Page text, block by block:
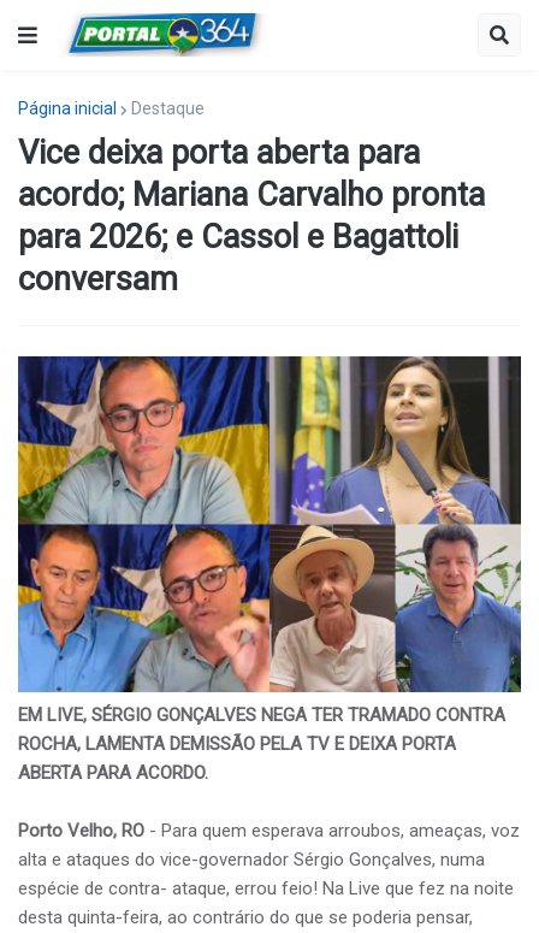
Página inicial Destaque
Vice deixa porta aberta para
acordo; Mariana Carvalho pronta
para 2026; e Cassol e Bagattoli
conversam
EM LIVE, SÉRGIO GONÇALVES NEGA TER TRAMADO CONTRA
ROCHA, LAMENTA DEMISSÃO PELA TV E DEIXA PORTA
ABERTA PARA ACORDO.
Porto Velho, RO - Para quem esperava arroubos, ameaças, voz
alta e ataques do vice-governador Sérgio Gonçalves, numa
espécie de contra- ataque, errou feio! Na Live que fez na noite
desta quinta-feira, ao contrário do que se poderia pensar,